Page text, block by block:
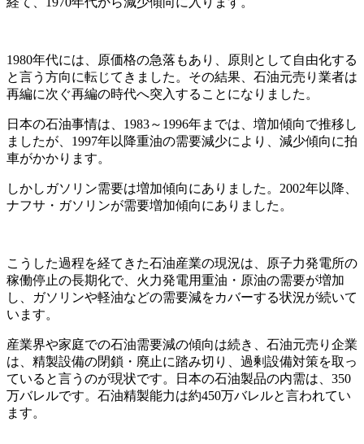
1980年代には、原価格の急落もあり、原則として自由化する
と言う方向に転じてきました。その結果、石油元売り業者は
再編に次ぐ再編の時代へ突入することになりました。
日本の石油事情は、1983～1996年までは、増加傾向で推移し
ましたが、1997年以降重油の需要減少により、減少傾向に拍
車がかかります。
しかしガソリン需要は増加傾向にありました。2002年以降、
ナフサ・ガソリンが需要増加傾向にありました。
こうした過程を経てきた石油産業の現況は、原子力発電所の
稼働停止の長期化で、火力発電用重油・原油の需要が増加
し、ガソリンや軽油などの需要減をカバーする状況が続いて
います。
産業界や家庭での石油需要減の傾向は続き、石油元売り企業
は、精製設備の閉鎖・廃止に踏み切り、過剰設備対策を取っ
ていると言うのが現状です。日本の石油製品の内需は、350
万バレルです。石油精製能力は約450万バレルと言われてい
ます。